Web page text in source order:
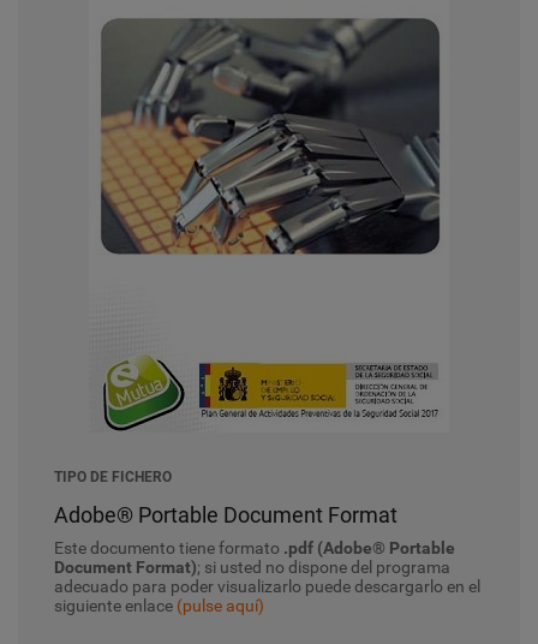
TIPO DE FICHERO
Adobe® Portable Document Format
Este documento tiene formato .pdf (Adobe® Portable
Document Format); si usted no dispone del programa
adecuado para poder visualizarlo puede descargarlo en el
siguiente enlace (pulse aquí)